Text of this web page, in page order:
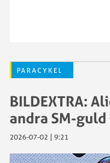
PARACYKEL
BILDEXTRA:
andra SM-
2026-07-02 | 9:21